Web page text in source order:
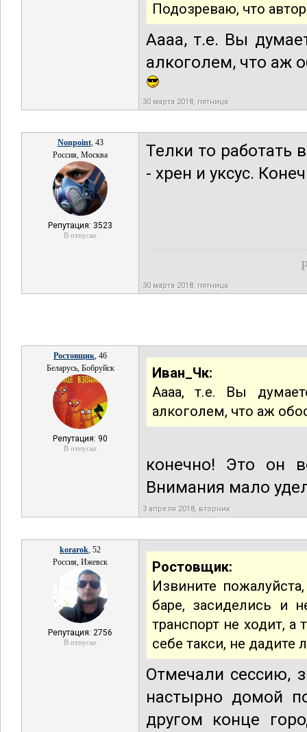
Подозреваю, что
Аааа, т.е. Вы
алкоголем, что аж
30 марта 2018, пятница
Nonpoint, 43
Россия, Москва
Репутация: 3523
В отпуске
Телки то работать
- хрен и уксус.
30 марта 2018, пятница
Ростовщик, 46
Беларусь, Бобруйск
Репутация: 90
В отпуске
Иван_Чк:
Аааа, т.е. Вы
алкоголем, что аж
конечно! Это он
Внимания мало
3 апреля 2018, вторник
korarok, 52
Россия, Ижевск
Репутация: 2756
В отпуске
Ростовщик:
Извините
баре, засиделись и
транспорт не ходит,
себе такси, не дадите
Отмечали сессию,
настырно домой
другом конце